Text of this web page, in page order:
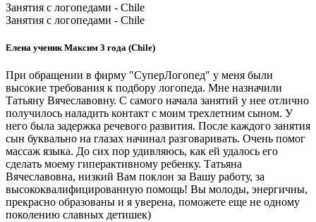
Занятия с логопедами - Chile
Занятия с логопедами - Chile
Елена ученик Максим 3 года (Chile)
При обращении в фирму "СуперЛогопед" у меня были
высокие требования к подбору логопеда. Мне назначили
Татьяну Вячеславовну. С самого начала занятий у нее отлично
получилось наладить контакт с моим трехлетним сыном. У
него была задержка речевого развития. После каждого занятия
сын буквально на глазах начинал разговаривать. Очень помог
массаж языка. До сих пор удивляюсь, как ей удалось его
сделать моему гиперактивному ребенку. Татьяна
Вячеславовна, низкий Вам поклон за Вашу работу, за
высококвалифицированную помощь! Вы молоды, энергичны,
прекрасно образованы и я уверена, поможете еще не одному
поколению славных детишек)